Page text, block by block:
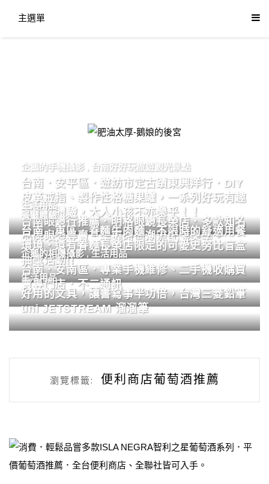
主選單
肥油太厚-鵝娘的後宮
企鵝的手機攝影 台南好好玩旅遊觀光景點
台南．安平區．遊訪市定古蹟東興洋行．DIY
皮革戒指、製作性格糖果罐，一系列好玩有趣
的手作體驗，大人小孩不亦樂乎！！
生活用品
台南眼鏡行推薦．明格眼鏡長榮店．多款知名
品牌眼鏡專賣．掌握時尚潮流配鏡美學。
餐廳體驗
台南．東區．眷麵牛肉麵．不限時的舒適用餐
環境．還有眷麵長榮店限定的可愛史努比盲盒
抽獎活動!!
企鵝的相機攝影,生活用品
台南．安南區．專業手機維修、二手機收購買
賣專門店．不二通訊
生活用品
好用的文具，讓書寫事半功倍，台灣三菱鉛筆
uni JETSTREAM 溜溜筆
瀏覽標籤: 便利商店葡萄酒推薦